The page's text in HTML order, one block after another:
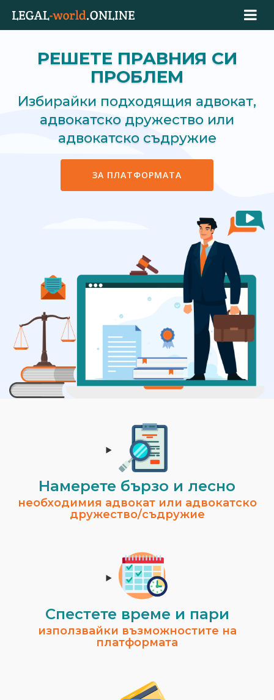
РЕШЕТЕ ПРАВНИЯ СИ
ПРОБЛЕМ
Избирайки подходящия адвокат,
адвокатско дружество или
адвокатско съдружие
ЗА ПЛАТФОРМАТА
Намерете бързо и лесно
необходимия адвокат или адвокатско
дружество/съдружие
Спестeте време и пари
използвайки възможностите на
платформата